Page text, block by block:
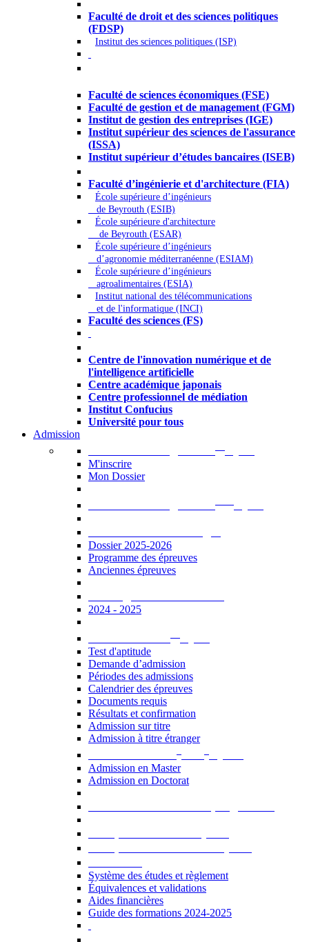
Faculté de droit et des sciences politiques
(FDSP)
Institut des sciences politiques (ISP)
Faculté de sciences économiques (FSE)
Faculté de gestion et de management (FGM)
Institut de gestion des entreprises (IGE)
Institut supérieur des sciences de l'assurance
(ISSA)
Institut supérieur d’études bancaires (ISEB)
Faculté d’ingénierie et d'architecture (FIA)
École supérieure d’ingénieurs
de Beyrouth (ESIB)
École supérieure d'architecture
de Beyrouth (ESAR)
École supérieure d’ingénieurs
d’agronomie méditerranéenne (ESIAM)
École supérieure d’ingénieurs
agroalimentaires (ESIA)
Institut national des télécommunications
et de l'informatique (INCI)
Faculté des sciences (FS)
Centre de l'innovation numérique et de
l'intelligence artificielle
Centre académique japonais
Centre professionnel de médiation
Institut Confucius
Université pour tous
Admission
M'inscrire
Mon Dossier
Dossier 2025-2026
Programme des épreuves
Anciennes épreuves
2024 - 2025
Test d'aptitude
Demande d’admission
Périodes des admissions
Calendrier des épreuves
Documents requis
Résultats et confirmation
Admission sur titre
Admission à titre étranger
Admission en Master
Admission en Doctorat
Système des études et règlement
Équivalences et validations
Aides financières
Guide des formations 2024-2025